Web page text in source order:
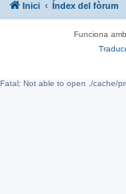
Inici Índex del fòrum
Funciona amb
Fatal: Not able to open ./cache/